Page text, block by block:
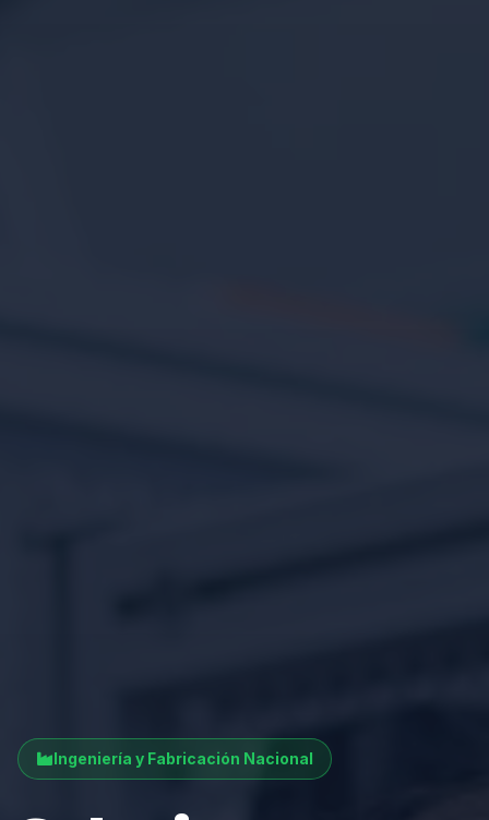
Ingeniería y Fabricación Nacional